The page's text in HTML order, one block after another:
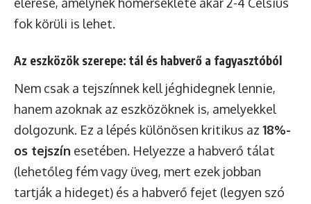
fok körüli is lehet.
Az eszközök szerepe: tál és habverő a fagyasztóból
Nem csak a tejszínnek kell jéghidegnek lennie,
hanem azoknak az eszközöknek is, amelyekkel
dolgozunk. Ez a lépés különösen kritikus az 18%-
os tejszín esetében. Helyezze a habverő tálat
(lehetőleg fém vagy üveg, mert ezek jobban
tartják a hideget) és a habverő fejet (legyen szó